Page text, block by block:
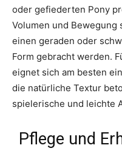
oder gefiederten Pony
Volumen und Bewegung
einen geraden oder
Form gebracht werden.
eignet sich am besten
die natürliche Textur
spielerische und leichte
Pflege und